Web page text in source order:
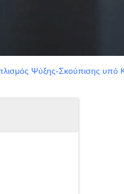
Ψύξης-Σκούπισης υπό